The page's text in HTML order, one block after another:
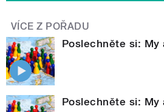
VÍCE Z POŘADU
Poslechněte si: My
Poslechněte si: My